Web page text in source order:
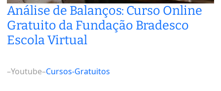
Análise de Balanços: Curso Online
Gratuito da Fundação Bradesco
Escola Virtual
–Youtube–Cursos-Gratuitos